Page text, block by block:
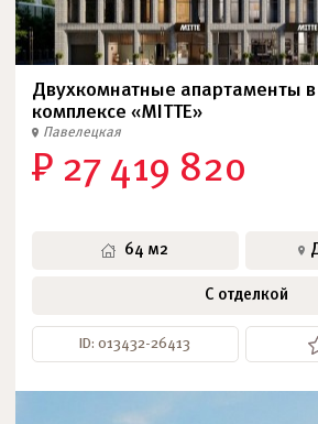
Двухкомнатные апартаменты
комплексе «MITTE»
Павелецкая
₽ 27 419 820
64 м2
С отделкой
ID: 013432-26413